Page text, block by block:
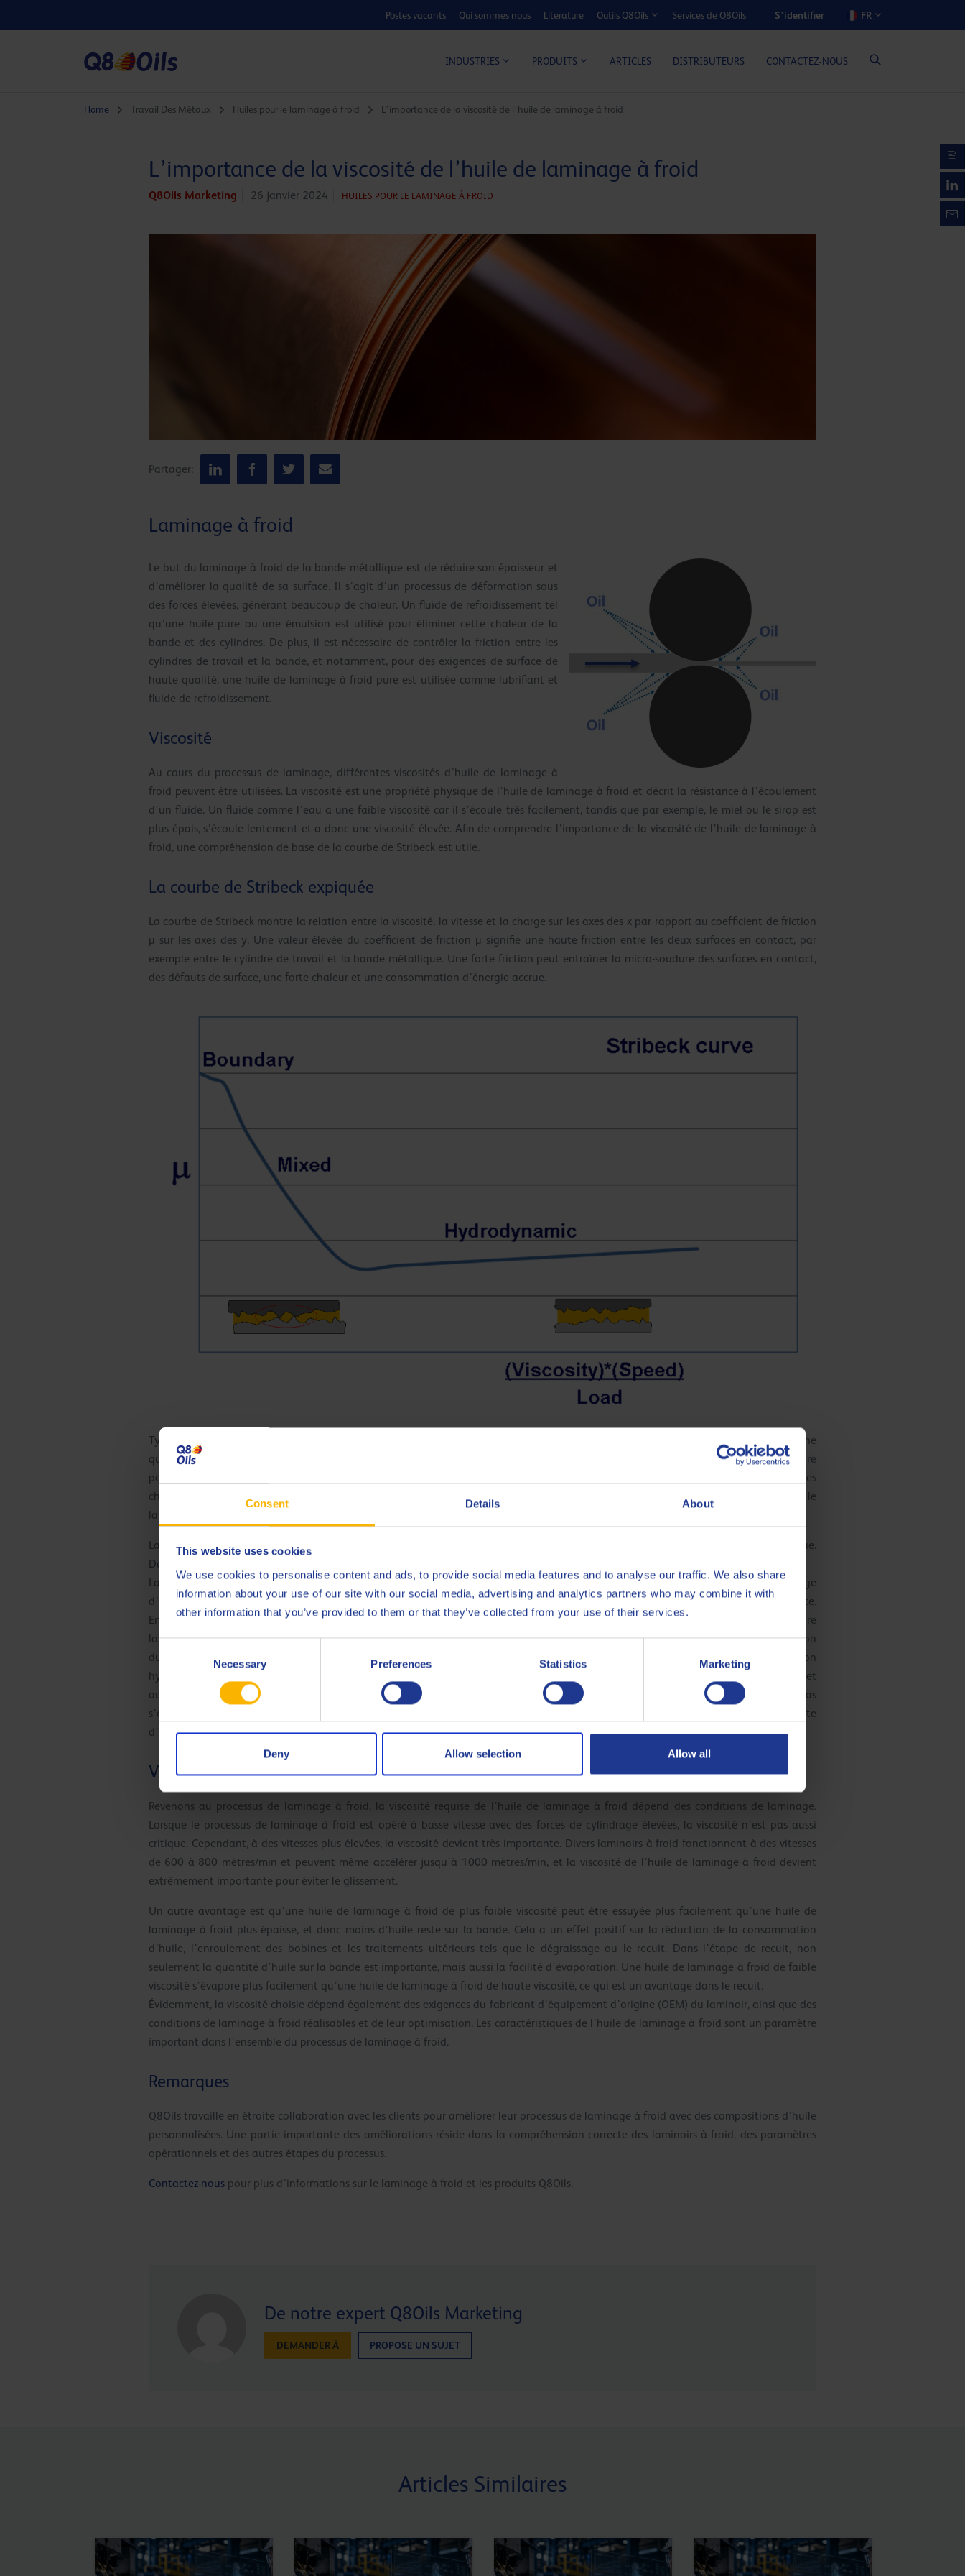
Consent Details About
This website uses cookies
We use cookies to personalise content and ads, to provide social media features and to analyse our traffic. We also share
information about your use of our site with our social media, advertising and analytics partners who may combine it with
other information that you’ve provided to them or that they’ve collected from your use of their services.
Necessary Preferences Statistics Marketing
Deny Allow selection Allow all
Postes vacants Qui sommes nous Literature Outils Q8Oils Services de Q8Oils S’identifier FR
INDUSTRIES PRODUITS ARTICLES DISTRIBUTEURS CONTACTEZ-NOUS
Home Travail Des Métaux Huiles pour le laminage à froid L’importance de la viscosité de l’huile de laminage à froid
L’importance de la viscosité de l’huile de laminage à froid
Q8Oils Marketing 26 janvier 2024 HUILES POUR LE LAMINAGE À FROID
Partager:
Laminage à froid
Le but du laminage à froid de la bande métallique est de réduire son épaisseur et
d’améliorer la qualité de sa surface. Il s’agit d’un processus de déformation sous
des forces élevées, générant beaucoup de chaleur. Un fluide de refroidissement tel
qu’une huile pure ou une émulsion est utilisé pour éliminer cette chaleur de la
bande et des cylindres. De plus, il est nécessaire de contrôler la friction entre les
cylindres de travail et la bande, et notamment, pour des exigences de surface de
haute qualité, une huile de laminage à froid pure est utilisée comme lubrifiant et
fluide de refroidissement.
Viscosité
Au cours du processus de laminage, différentes viscosités d’huile de laminage à
froid peuvent être utilisées. La viscosité est une propriété physique de l’huile de laminage à froid et décrit la résistance à l’écoulement
d’un fluide. Un fluide comme l’eau a une faible viscosité car il s’écoule très facilement, tandis que par exemple, le miel ou le sirop est
plus épais, s’écoule lentement et a donc une viscosité élevée. Afin de comprendre l’importance de la viscosité de l’huile de laminage à
froid, une compréhension de base de la courbe de Stribeck est utile.
La courbe de Stribeck expiquée
La courbe de Stribeck montre la relation entre la viscosité, la vitesse et la charge sur les axes des x par rapport au coefficient de friction
µ sur les axes des y. Une valeur élevée du coefficient de friction µ signifie une haute friction entre les deux surfaces en contact, par
exemple entre le cylindre de travail et la bande métallique. Une forte friction peut entraîner la micro-soudure des surfaces en contact,
des défauts de surface, une forte chaleur et une consommation d’énergie accrue.
Typiquement, dans le processus de laminage à froid, la région de friction mixte est souhaitée. Dans cette région de friction mixte, une
quantité souhaitée de contact métal-métal entre le cylindre de travail et la bande se produit. Ce contact métal-métal est nécessaire
pour transférer la force du cylindre à la bande afin de réduire son épaisseur. De plus, le contact métal-métal est nécessaire pour des
changements de rugosité de surface (optimisation de la brillance) et donne la prise souhaitée pour déplacer la bande à travers le
laminoir à froid.
La plus faible friction est obtenue en évitant simplement le contact métal-métal et en entrant ainsi dans la région hydrodynamique.
Dans la région hydrodynamique, les deux surfaces en contact sont séparées par un film d’huile (mince).
La relation entre la viscosité, la vitesse et la charge sur le coefficient de friction peut être clarifiée avec le principe de l’aquaplanage
d’une voiture. Sous des conditions de forte pluie, une voiture lourde avec de petits pneus qui roule lentement aura assez d’adhérence.
En revanche, une conduite rapide avec une voiture légère et des pneus larges peut risquer sérieusement l’aquaplanage. La voiture
lourde avec des petits pneus exerce une charge élevée (du côté gauche de la courbe de Stribeck, contact surface-surface). La diminution
du poids (Charge) de la voiture et/ou l’augmentation de la vitesse (Vitesse) déplace la situation vers la droite, et dans la région
hydrodynamique où un film se forme entre le pneu et la surface de la route (aquaplanage), entraînant une très faible friction et
aucune adhérence. L’augmentation de la viscosité a le même effet qu’une augmentation de la vitesse, car le fluide ne peut pas
s’écouler assez rapidement pour éviter la formation du film d’huile. De ce point de vue, le laminage à froid est similaire à la conduite
d’une voiture et l’adhérence est nécessaire.
Viscosité de l’huile de laminage à froid
Revenons au processus de laminage à froid, la viscosité requise de l’huile de laminage à froid dépend des conditions de laminage.
Lorsque le processus de laminage à froid est opéré à basse vitesse avec des forces de cylindrage élevées, la viscosité n’est pas aussi
critique. Cependant, à des vitesses plus élevées, la viscosité devient très importante. Divers laminoirs à froid fonctionnent à des vitesses
de 600 à 800 mètres/min et peuvent même accélérer jusqu’à 1000 mètres/min, et la viscosité de l’huile de laminage à froid devient
extrêmement importante pour éviter le glissement.
Un autre avantage est qu’une huile de laminage à froid de plus faible viscosité peut être essuyée plus facilement qu’une huile de
laminage à froid plus épaisse, et donc moins d’huile reste sur la bande. Cela a un effet positif sur la réduction de la consommation
d’huile, l’enroulement des bobines et les traitements ultérieurs tels que le dégraissage ou le recuit. Dans l’étape de recuit, non
seulement la quantité d’huile sur la bande est importante, mais aussi la facilité d’évaporation. Une huile de laminage à froid de faible
viscosité s’évapore plus facilement qu’une huile de laminage à froid de haute viscosité, ce qui est un avantage dans le recuit.
Évidemment, la viscosité choisie dépend également des exigences du fabricant d’équipement d’origine (OEM) du laminoir, ainsi que des
conditions de laminage à froid réalisables et de leur optimisation. Les caractéristiques de l’huile de laminage à froid sont un paramètre
important dans l’ensemble du processus de laminage à froid.
Remarques
Q8Oils travaille en étroite collaboration avec les clients pour améliorer leur processus de laminage à froid avec des compositions d’huile
personnalisées. Une partie importante des améliorations réside dans la compréhension correcte des laminoirs à froid, des paramètres
opérationnels et des autres étapes du processus.
Contactez-nous pour plus d’informations sur le laminage à froid et les produits Q8Oils.
De notre expert Q8Oils Marketing
DEMANDER À PROPOSE UN SUJET
Articles Similaires